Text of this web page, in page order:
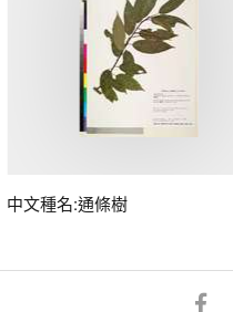
中文種名:通條樹